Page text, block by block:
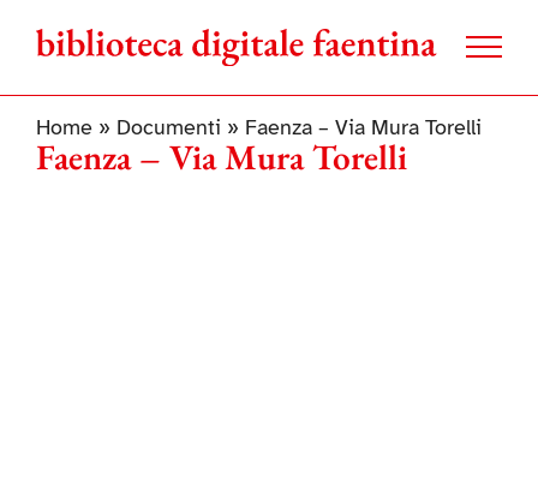
contenuto
Home» Documenti » Faenza – Via Mura Torelli
Faenza – Via Mura Torelli